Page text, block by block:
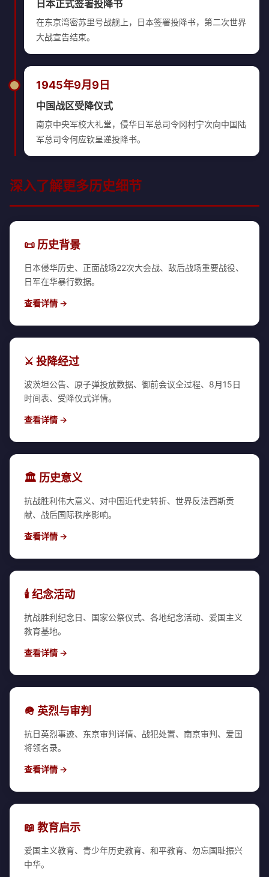
日本正式签署投降书
在东京湾密苏里号战舰上，日本签署投降书，第二次世界
大战宣告结束。
1945年9月9日
中国战区受降仪式
南京中央军校大礼堂，侵华日军总司令冈村宁次向中国陆
军总司令何应钦呈递投降书。
深入了解更多历史细节
📜 历史背景
日本侵华历史、正面战场22次大会战、敌后战场重要战役、
日军在华暴行数据。
查看详情 →
⚔️ 投降经过
波茨坦公告、原子弹投放数据、御前会议全过程、8月15日
时间表、受降仪式详情。
查看详情 →
🏛️ 历史意义
抗战胜利伟大意义、对中国近代史转折、世界反法西斯贡
献、战后国际秩序影响。
查看详情 →
🕯️ 纪念活动
抗战胜利纪念日、国家公祭仪式、各地纪念活动、爱国主义
教育基地。
查看详情 →
🪖 英烈与审判
抗日英烈事迹、东京审判详情、战犯处置、南京审判、爱国
将领名录。
查看详情 →
📖 教育启示
爱国主义教育、青少年历史教育、和平教育、勿忘国耻振兴
中华。